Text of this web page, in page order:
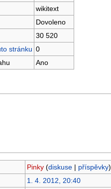
wikitext
Dovoleno
30 520
stránku 0
Ano
Pinky (diskuse| příspěvky)
1. 4. 2012, 20:40